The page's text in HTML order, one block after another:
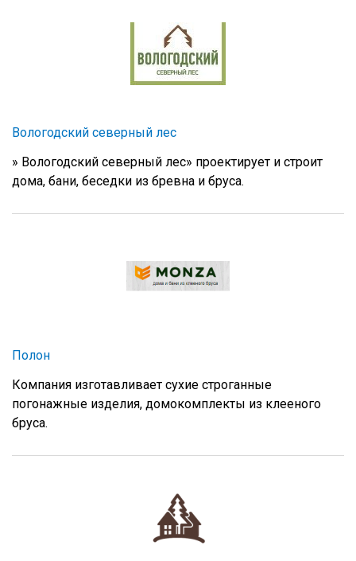
Вологодский северный лес
» Вологодский северный лес» проектирует и строит
дома, бани, беседки из бревна и бруса.
Полон
Компания изготавливает сухие строганные
погонажные изделия, домокомплекты из клееного
бруса.